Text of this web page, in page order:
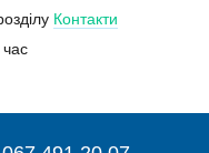
Контакти